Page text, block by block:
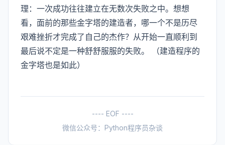
理：一次成功往往建立在无数次失败之中。想想
看，面前的那些金字塔的建造者，哪一个不是历尽
艰难挫折才完成了自己的杰作？从开始一直顺利到
最后说不定是一种舒舒服服的失败。 （建造程序的
金字塔也是如此）
---- EOF ----
微信公众号：Python程序员杂谈